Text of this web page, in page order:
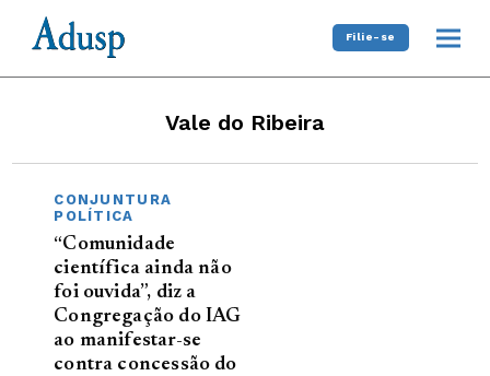
Filie-se
Vale do Ribeira
CONJUNTURA
POLÍTICA
“Comunidade
científica ainda não
foi ouvida”, diz a
Congregação do IAG
ao manifestar-se
contra concessão do